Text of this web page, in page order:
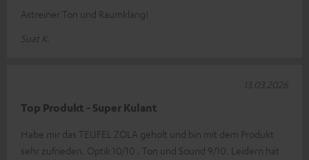
Astreiner Ton und Raumklang!
Suat K.
Top Produkt - Super Kulant
Habe mir das TEUFEL ZOLA geholt und bin mit dem Produkt
sehr zufrieden. Optik 10/10 . Ton und Sound 9/10. Leidern hat
13.03.2026